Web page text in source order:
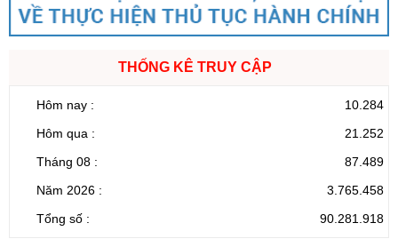
THỐNG KÊ TRUY CẬP
Hôm nay :
10.284
Hôm qua :
21.252
Tháng 08 :
87.489
Năm 2026 :
3.765.458
Tổng số :
90.281.918